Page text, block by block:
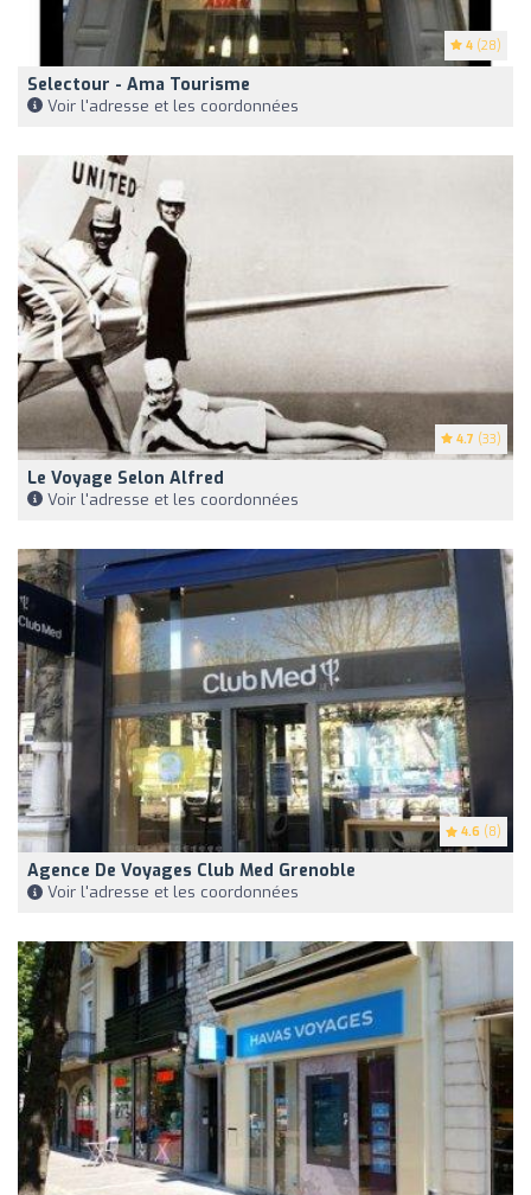
4 (28)
Selectour - Ama Tourisme
Voir l'adresse et les coordonnées
4.7 (33)
Le Voyage Selon Alfred
Voir l'adresse et les coordonnées
4.6 (8)
Agence De Voyages Club Med Grenoble
Voir l'adresse et les coordonnées